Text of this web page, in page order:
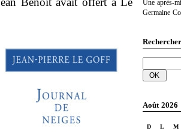
Une après-
Germaine
Rechercher
Août 2026
D L M